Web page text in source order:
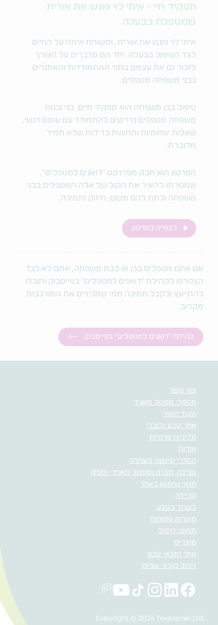
תפקיד חיי - איתי לוי פוגש את אורית
שמטפלת בבעלה
איתי לוי פוגש את אורית, ומשוחח איתה על החיים
לצד הטיפול בבעלה. יחד הם מדברים על הצורך
לזכור גם את עצמם בתוך ההתמודדות והאתגרים
כבני משפחה מטפלים.
טיפול בבן משפחה הוא תפקיד חיים. בני ובנות
משפחה מטפלים נדרשים להתמודד עם עומס רגשי,
שאלות יומיומיות ותחושת בדידות שלא תמיד
מדוברת.
הסרטון הוא חלק מפרויקט "דואגים למטפלים",
שמטרתו להאיר את הקול של אלה המטפלים בבני
משפחה ולתת להם מקום, חיזוק ותמיכה.
לצפייה בסרטון
אם אתם מטפלים בבן או בבת משפחה, אתם לא לבד.
הצטרפו לקהילת "דואגים למטפלים" בפייסבוק ותוכלו
להתייעץ ולקבל תמיכה ממי שמכירים את המורכבות
מקרוב.
קהילת "דואגים למטפלים" בפייסבוק
צור קשר
מסמכי ממשל תאגיד
הקוד האתי
אתר טבע גלובלי
מדיניות פרטיות
אודות
הסדרי נגישות והצהרה
סביבה, חברה וממשל תאגידי (ESG)
תנאי שימוש באתר
קריירה
לעבוד בטבע
משרות פתוחות
תחומי טיפול
מוצרים
אתר גמלאי טבע
ניהול קובצי עוגיות
Copyright © 2026 Teva Israel Ltd